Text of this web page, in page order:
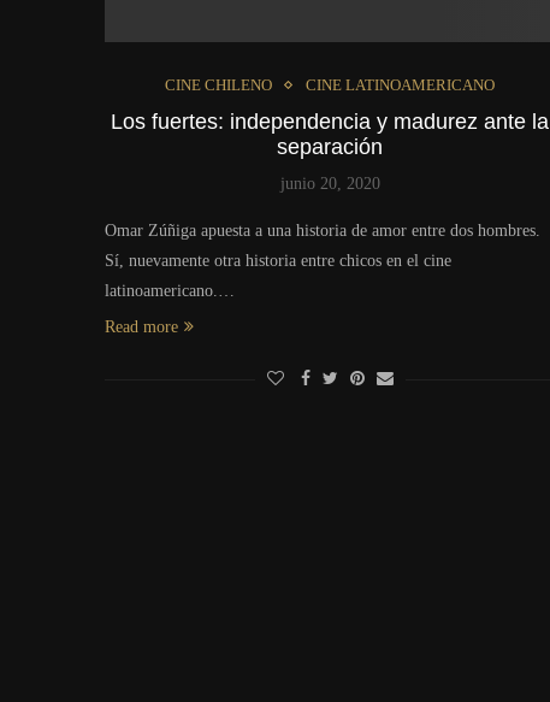
CINE CHILENO CINE LATINOAMERICANO
Los fuertes: independencia y madurez ante la
separación
junio 20, 2020
Omar Zúñiga apuesta a una historia de amor entre dos hombres.
Sí, nuevamente otra historia entre chicos en el cine
latinoamericano.…
Read more